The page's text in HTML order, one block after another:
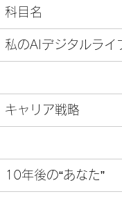
科目名
私のAIデジタルライ
キャリア戦略
10年後の“あなた”